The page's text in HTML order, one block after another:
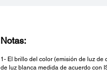
Notas:
1- El brillo del color (emisión de luz de
de luz blanca medida de acuerdo con